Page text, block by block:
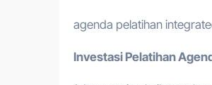
agenda pelatihan
Investasi Pelatihan